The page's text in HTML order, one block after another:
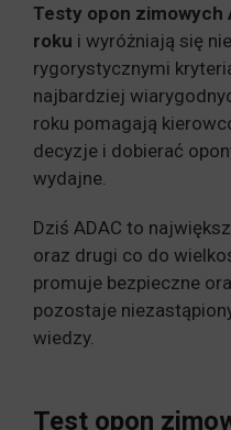
Testy opon zimowych
roku i wyróżniają się
rygorystycznymi
najbardziej
roku pomagają
decyzje i dobierać
wydajne.
Dziś ADAC to
oraz drugi co do
promuje bezpieczne
pozostaje
wiedzy.
Test opon